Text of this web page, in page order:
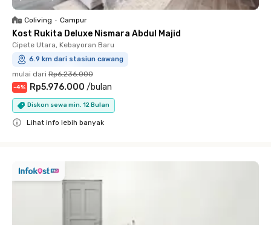
Coliving • Campur
Kost Rukita Deluxe Nismara Abdul Majid
Cipete Utara, Kebayoran Baru
6.9 km dari stasiun cawang
mulai dari Rp6.236.000
-4% Rp5.976.000 /bulan
Diskon sewa min. 12 Bulan
Lihat info lebih banyak